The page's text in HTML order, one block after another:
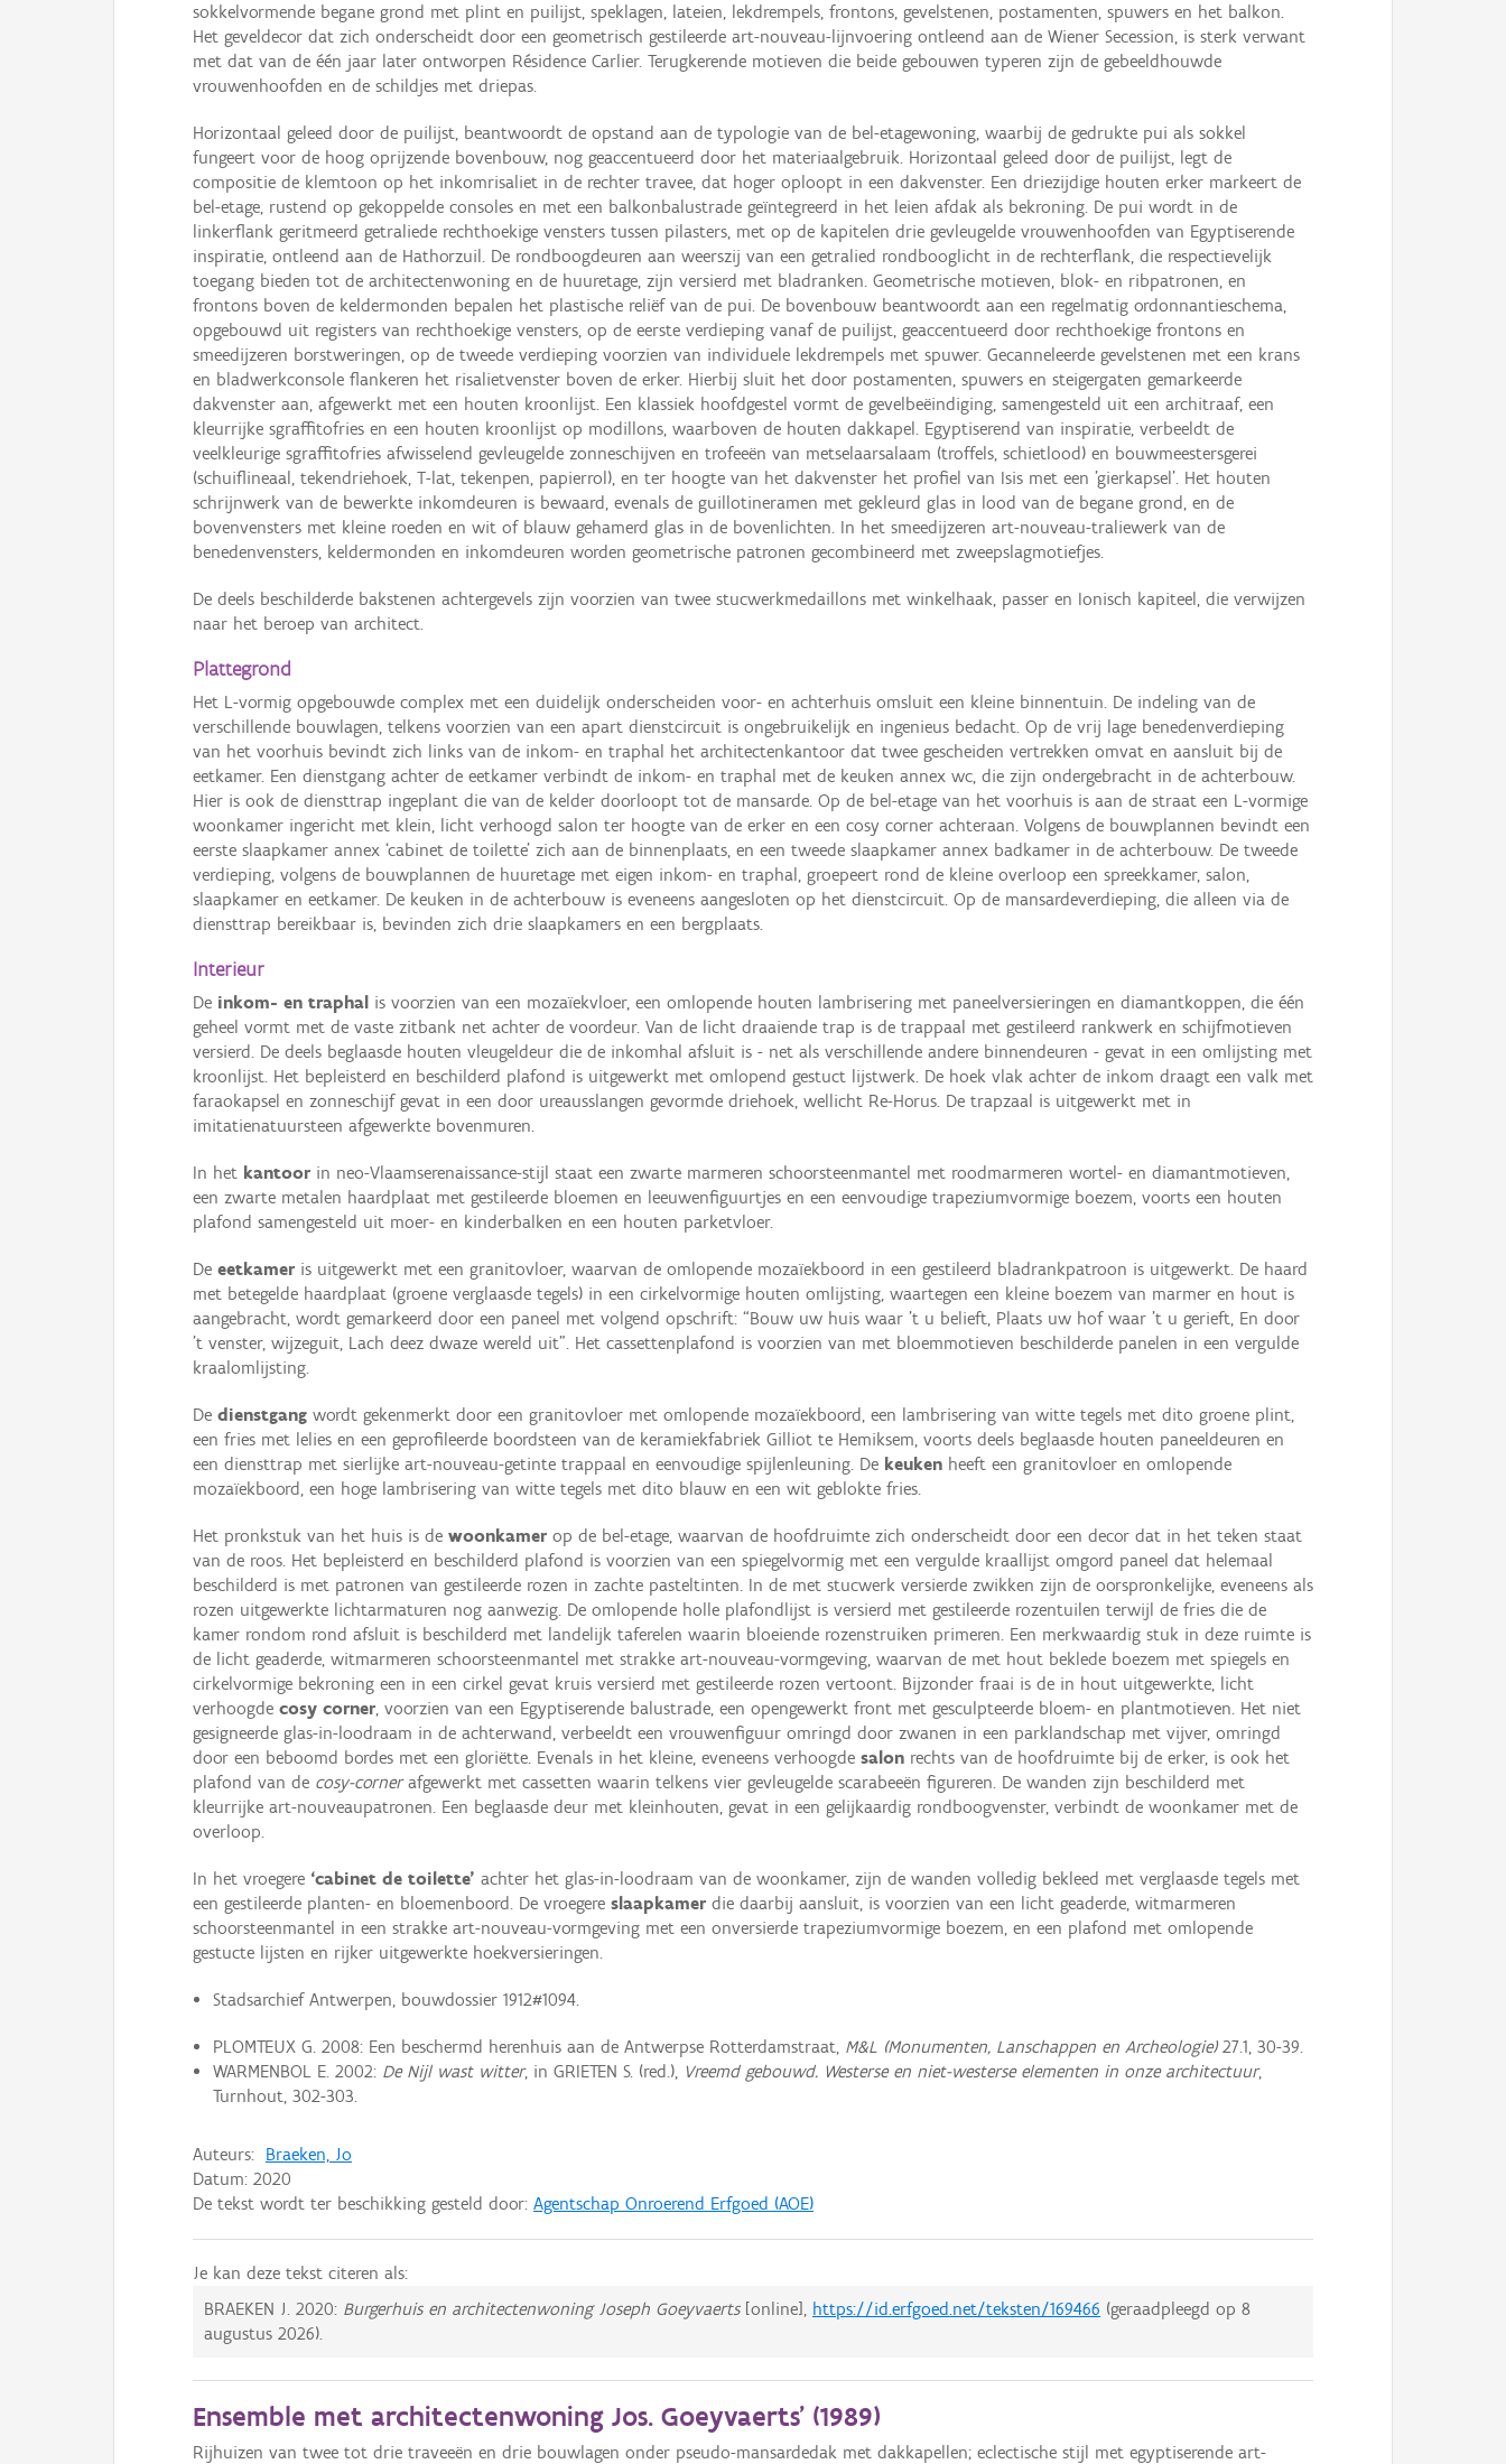
sokkelvormende begane grond met plint en puilijst, speklagen, lateien, lekdrempels, frontons, gevelstenen, postamenten, spuwers en het balkon.
Het geveldecor dat zich onderscheidt door een geometrisch gestileerde art-nouveau-lijnvoering ontleend aan de Wiener Secession, is sterk verwant
met dat van de één jaar later ontworpen Résidence Carlier. Terugkerende motieven die beide gebouwen typeren zijn de gebeeldhouwde
vrouwenhoofden en de schildjes met driepas.
Horizontaal geleed door de puilijst, beantwoordt de opstand aan de typologie van de bel-etagewoning, waarbij de gedrukte pui als sokkel
fungeert voor de hoog oprijzende bovenbouw, nog geaccentueerd door het materiaalgebruik. Horizontaal geleed door de puilijst, legt de
compositie de klemtoon op het inkomrisaliet in de rechter travee, dat hoger oploopt in een dakvenster. Een driezijdige houten erker markeert de
bel-etage, rustend op gekoppelde consoles en met een balkonbalustrade geïntegreerd in het leien afdak als bekroning. De pui wordt in de
linkerflank geritmeerd getraliede rechthoekige vensters tussen pilasters, met op de kapitelen drie gevleugelde vrouwenhoofden van Egyptiserende
inspiratie, ontleend aan de Hathorzuil. De rondboogdeuren aan weerszij van een getralied rondbooglicht in de rechterflank, die respectievelijk
toegang bieden tot de architectenwoning en de huuretage, zijn versierd met bladranken. Geometrische motieven, blok- en ribpatronen, en
frontons boven de keldermonden bepalen het plastische reliëf van de pui. De bovenbouw beantwoordt aan een regelmatig ordonnantieschema,
opgebouwd uit registers van rechthoekige vensters, op de eerste verdieping vanaf de puilijst, geaccentueerd door rechthoekige frontons en
smeedijzeren borstweringen, op de tweede verdieping voorzien van individuele lekdrempels met spuwer. Gecanneleerde gevelstenen met een krans
en bladwerkconsole flankeren het risalietvenster boven de erker. Hierbij sluit het door postamenten, spuwers en steigergaten gemarkeerde
dakvenster aan, afgewerkt met een houten kroonlijst. Een klassiek hoofdgestel vormt de gevelbeëindiging, samengesteld uit een architraaf, een
kleurrijke sgraffitofries en een houten kroonlijst op modillons, waarboven de houten dakkapel. Egyptiserend van inspiratie, verbeeldt de
veelkleurige sgraffitofries afwisselend gevleugelde zonneschijven en trofeeën van metselaarsalaam (troffels, schietlood) en bouwmeestersgerei
(schuiflineaal, tekendriehoek, T-lat, tekenpen, papierrol), en ter hoogte van het dakvenster het profiel van Isis met een 'gierkapsel'. Het houten
schrijnwerk van de bewerkte inkomdeuren is bewaard, evenals de guillotineramen met gekleurd glas in lood van de begane grond, en de
bovenvensters met kleine roeden en wit of blauw gehamerd glas in de bovenlichten. In het smeedijzeren art-nouveau-traliewerk van de
benedenvensters, keldermonden en inkomdeuren worden geometrische patronen gecombineerd met zweepslagmotiefjes.
De deels beschilderde bakstenen achtergevels zijn voorzien van twee stucwerkmedaillons met winkelhaak, passer en Ionisch kapiteel, die verwijzen
naar het beroep van architect.
Plattegrond
Het L-vormig opgebouwde complex met een duidelijk onderscheiden voor- en achterhuis omsluit een kleine binnentuin. De indeling van de
verschillende bouwlagen, telkens voorzien van een apart dienstcircuit is ongebruikelijk en ingenieus bedacht. Op de vrij lage benedenverdieping
van het voorhuis bevindt zich links van de inkom- en traphal het architectenkantoor dat twee gescheiden vertrekken omvat en aansluit bij de
eetkamer. Een dienstgang achter de eetkamer verbindt de inkom- en traphal met de keuken annex wc, die zijn ondergebracht in de achterbouw.
Hier is ook de diensttrap ingeplant die van de kelder doorloopt tot de mansarde. Op de bel-etage van het voorhuis is aan de straat een L-vormige
woonkamer ingericht met klein, licht verhoogd salon ter hoogte van de erker en een cosy corner achteraan. Volgens de bouwplannen bevindt een
eerste slaapkamer annex ‘cabinet de toilette’ zich aan de binnenplaats, en een tweede slaapkamer annex badkamer in de achterbouw. De tweede
verdieping, volgens de bouwplannen de huuretage met eigen inkom- en traphal, groepeert rond de kleine overloop een spreekkamer, salon,
slaapkamer en eetkamer. De keuken in de achterbouw is eveneens aangesloten op het dienstcircuit. Op de mansardeverdieping, die alleen via de
diensttrap bereikbaar is, bevinden zich drie slaapkamers en een bergplaats.
Interieur
De inkom- en traphal is voorzien van een mozaïekvloer, een omlopende houten lambrisering met paneelversieringen en diamantkoppen, die één
geheel vormt met de vaste zitbank net achter de voordeur. Van de licht draaiende trap is de trappaal met gestileerd rankwerk en schijfmotieven
versierd. De deels beglaasde houten vleugeldeur die de inkomhal afsluit is - net als verschillende andere binnendeuren - gevat in een omlijsting met
kroonlijst. Het bepleisterd en beschilderd plafond is uitgewerkt met omlopend gestuct lijstwerk. De hoek vlak achter de inkom draagt een valk met
faraokapsel en zonneschijf gevat in een door ureausslangen gevormde driehoek, wellicht Re-Horus. De trapzaal is uitgewerkt met in
imitatienatuursteen afgewerkte bovenmuren.
In het kantoorin neo-Vlaamserenaissance-stijl staat een zwarte marmeren schoorsteenmantel met roodmarmeren wortel- en diamantmotieven,
een zwarte metalen haardplaat met gestileerde bloemen en leeuwenfiguurtjes en een eenvoudige trapeziumvormige boezem, voorts een houten
plafond samengesteld uit moer- en kinderbalken en een houten parketvloer.
De eetkameris uitgewerkt met een granitovloer, waarvan de omlopende mozaïekboord in een gestileerd bladrankpatroon is uitgewerkt. De haard
met betegelde haardplaat (groene verglaasde tegels) in een cirkelvormige houten omlijsting, waartegen een kleine boezem van marmer en hout is
aangebracht, wordt gemarkeerd door een paneel met volgend opschrift: “Bouw uw huis waar ’t u belieft, Plaats uw hof waar ’t u gerieft, En door
’t venster, wijzeguit, Lach deez dwaze wereld uit”. Het cassettenplafond is voorzien van met bloemmotieven beschilderde panelen in een vergulde
kraalomlijsting.
De dienstgang wordt gekenmerkt door een granitovloer met omlopende mozaïekboord, een lambrisering van witte tegels met dito groene plint,
een fries met lelies en een geprofileerde boordsteen van de keramiekfabriek Gilliot te Hemiksem, voorts deels beglaasde houten paneeldeuren en
een diensttrap met sierlijke art-nouveau-getinte trappaal en eenvoudige spijlenleuning. De keuken heeft een granitovloer en omlopende
mozaïekboord, een hoge lambrisering van witte tegels met dito blauw en een wit geblokte fries.
Het pronkstuk van het huis is de woonkamerop de bel-etage, waarvan de hoofdruimte zich onderscheidt door een decor dat in het teken staat
van de roos. Het bepleisterd en beschilderd plafond is voorzien van een spiegelvormig met een vergulde kraallijst omgord paneel dat helemaal
beschilderd is met patronen van gestileerde rozen in zachte pasteltinten. In de met stucwerk versierde zwikken zijn de oorspronkelijke, eveneens als
rozen uitgewerkte lichtarmaturen nog aanwezig. De omlopende holle plafondlijst is versierd met gestileerde rozentuilen terwijl de fries die de
kamer rondom rond afsluit is beschilderd met landelijk taferelen waarin bloeiende rozenstruiken primeren. Een merkwaardig stuk in deze ruimte is
de licht geaderde, witmarmeren schoorsteenmantel met strakke art-nouveau-vormgeving, waarvan de met hout beklede boezem met spiegels en
cirkelvormige bekroning een in een cirkel gevat kruis versierd met gestileerde rozen vertoont. Bijzonder fraai is de in hout uitgewerkte, licht
verhoogde cosy corner, voorzien van een Egyptiserende balustrade, een opengewerkt front met gesculpteerde bloem- en plantmotieven. Het niet
gesigneerde glas-in-loodraam in de achterwand, verbeeldt een vrouwenfiguur omringd door zwanen in een parklandschap met vijver, omringd
door een beboomd bordes met een gloriëtte. Evenals in het kleine, eveneens verhoogde salon rechts van de hoofdruimte bij de erker, is ook het
plafond van de cosy-cornerafgewerkt met cassetten waarin telkens vier gevleugelde scarabeeën figureren. De wanden zijn beschilderd met
kleurrijke art-nouveaupatronen. Een beglaasde deur met kleinhouten, gevat in een gelijkaardig rondboogvenster, verbindt de woonkamer met de
overloop.
In het vroegere ‘cabinet de toilette’ achter het glas-in-loodraam van de woonkamer, zijn de wanden volledig bekleed met verglaasde tegels met
een gestileerde planten- en bloemenboord. De vroegere slaapkamerdie daarbij aansluit, is voorzien van een licht geaderde, witmarmeren
schoorsteenmantel in een strakke art-nouveau-vormgeving met een onversierde trapeziumvormige boezem, en een plafond met omlopende
gestucte lijsten en rijker uitgewerkte hoekversieringen.
Stadsarchief Antwerpen, bouwdossier 1912#1094.
PLOMTEUX G. 2008: Een beschermd herenhuis aan de Antwerpse Rotterdamstraat, M&L (Monumenten, Lanschappen en Archeologie)27.1, 30-39.
WARMENBOL E. 2002: De Nijl wast witter, in GRIETEN S. (red.), Vreemd gebouwd. Westerse en niet-westerse elementen in onze architectuur,
Turnhout, 302-303.
Auteurs: Braeken, Jo
Datum: 2020
De tekst wordt ter beschikking gesteld door: Agentschap Onroerend Erfgoed (AOE)
Je kan deze tekst citeren als:
BRAEKEN J. 2020: Burgerhuis en architectenwoning Joseph Goeyvaerts[online], https://id.erfgoed.net/teksten/169466 (geraadpleegd op 8
augustus 2026).
Ensemble met architectenwoning Jos. Goeyvaerts' (1989)
Rijhuizen van twee tot drie traveeën en drie bouwlagen onder pseudo-mansardedak met dakkapellen; eclectische stijl met egyptiserende art-